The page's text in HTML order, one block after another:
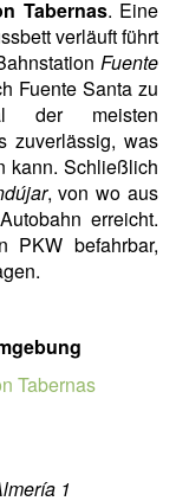
Tabernas. Eine
verläuft führt
Fuente
Fuente Santa zu
der meisten
zuverlässig, was
kann. Schließlich
, von wo aus
erreicht.
PKW befahrbar,
Tabernas
1